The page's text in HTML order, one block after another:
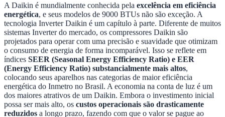
A Daikin é mundialmente conhecida pela excelência em eficiência
energética, e seus modelos de 9000 BTUs não são exceção. A
tecnologia Inverter Daikin é um capítulo à parte. Diferente de muitos
sistemas Inverter do mercado, os compressores Daikin são
projetados para operar com uma precisão e suavidade que otimizam
o consumo de energia de forma incomparável. Isso se reflete em
índices SEER (Seasonal Energy Efficiency Ratio) e EER
(Energy Efficiency Ratio) substancialmente mais altos,
colocando seus aparelhos nas categorias de maior eficiência
energética do Inmetro no Brasil. A economia na conta de luz é um
dos maiores atrativos de um Daikin. Embora o investimento inicial
possa ser mais alto, os custos operacionais são drasticamente
reduzidos a longo prazo, fazendo com que o valor se pague ao